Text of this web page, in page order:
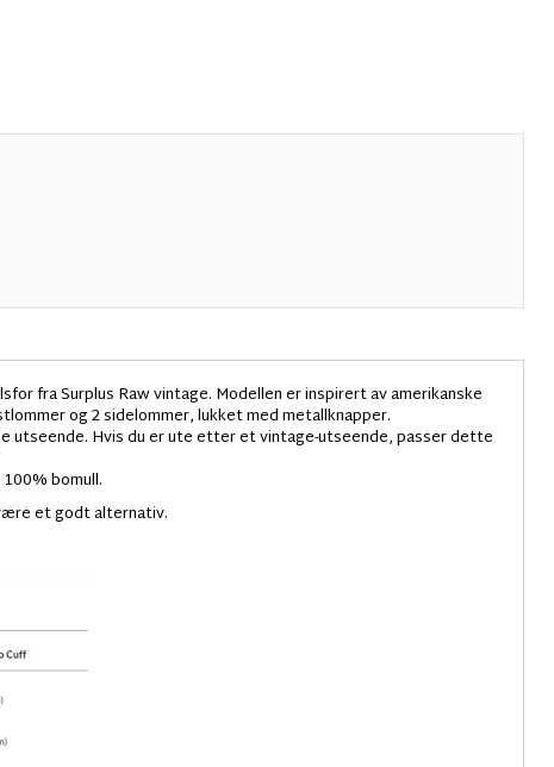
fra Surplus Raw vintage. Modellen er inspirert av amerikanske
og 2 sidelommer, lukket med metallknapper.
utseende. Hvis du er ute etter et vintage-utseende, passer dette
bomull.
et godt alternativ.